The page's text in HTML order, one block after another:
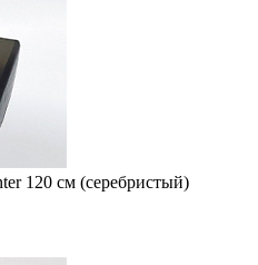
120 см (серебристый)